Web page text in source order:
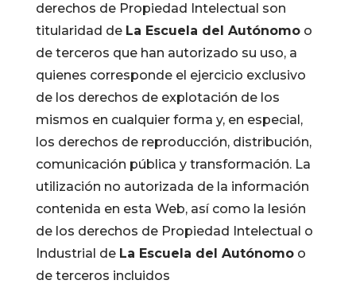
derechos de Propiedad Intelectual son
titularidad de La Escuela del Autónomoo
de terceros que han autorizado su uso, a
quienes corresponde el ejercicio exclusivo
de los derechos de explotación de los
mismos en cualquier forma y, en especial,
los derechos de reproducción, distribución,
comunicación pública y transformación. La
utilización no autorizada de la información
contenida en esta Web, así como la lesión
de los derechos de Propiedad Intelectual o
Industrial de La Escuela del Autónomoo
de terceros incluidos